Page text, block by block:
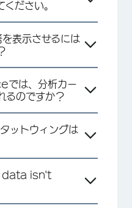
ください。
表示させるには
は、分析カー
るのですか？
ットウィングは
data isn't